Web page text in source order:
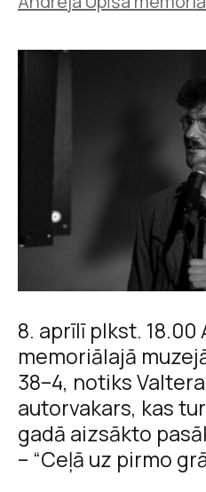
8. aprīlī plkst. 18.00
memoriālajā
38–4, notiks
autorvakars, kas
gadā aizsākto
– “Ceļā uz pirmo